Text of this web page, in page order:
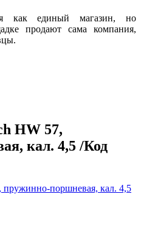
как единый магазин, но
продают сама компания,
HW 57,
кал. 4,5 /Код